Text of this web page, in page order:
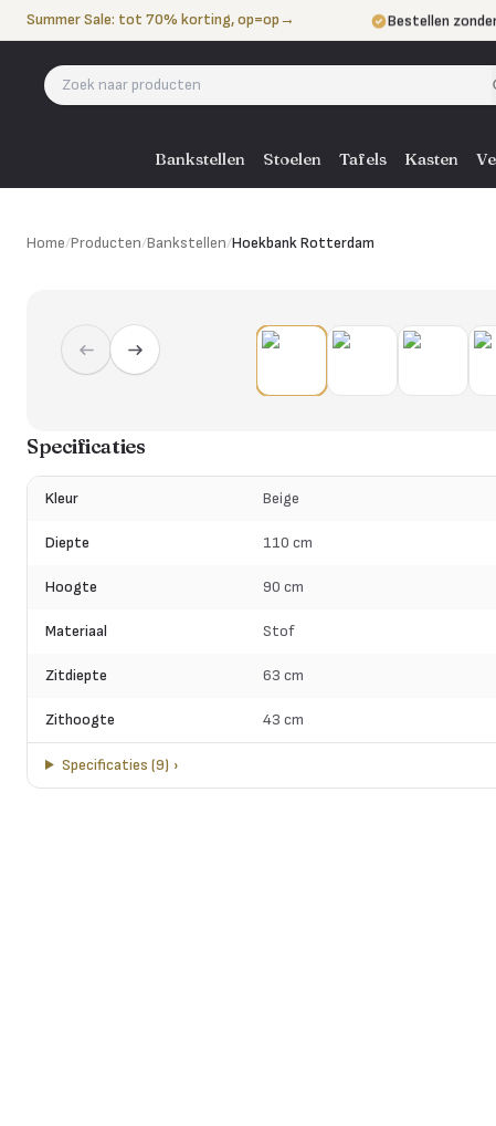
Naar de inhoud
Summer Sale: tot 70% korting, op=op→ Bestellen
Eigen
Bankstellen Stoelen Tafels Kasten
Home/Producten/Bankstellen/Hoekbank Rotterdam
Specificaties
Kleur Beige
Diepte 110 cm
Hoogte 90 cm
Materiaal Stof
Zitdiepte 63 cm
Zithoogte 43 cm
Specificaties (9) ›